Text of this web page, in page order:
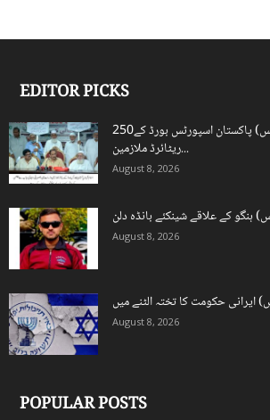
EDITOR PICKS
اسلام آباد (ٹی این ایس) پاکستان اسپورٹس بورڈ کے250
ریٹائرڈ ملازمین...
August 8, 2026
August 8, 2026
August 8, 2026
POPULAR POSTS